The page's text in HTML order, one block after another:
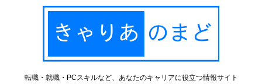
転職・就職・PCスキルなど、あなたのキャリアに役立つ情報サイト